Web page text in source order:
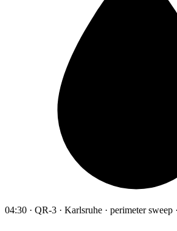
04:30 · QR-3 · Karlsruhe · perimeter sweep